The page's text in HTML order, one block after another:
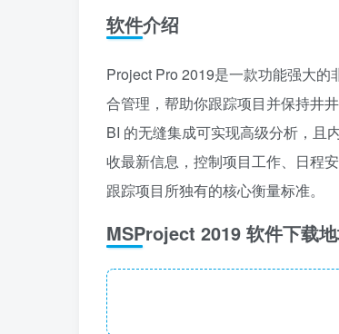
软件介绍
Project Pro 2019是一款功能强大
合管理，帮助你跟踪项目并保持井
BI 的无缝集成可实现高级分析，且
收最新信息，控制项目工作、日程
跟踪项目所独有的核心衡量标准。
MSProject 2019 软件下载